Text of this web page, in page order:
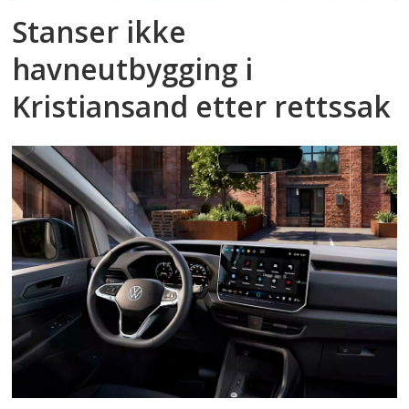
Stanser ikke
havneutbygging i
Kristiansand etter rettssak